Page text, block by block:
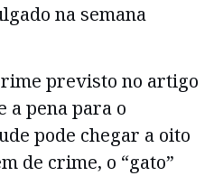
na semana
previsto no artigo
a pena para o
pode chegar a oito
de crime, o “gato”